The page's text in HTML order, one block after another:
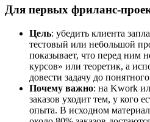
Для первых фриланс-
Цель: убедить клиента
тестовый или небольшой
показывает, что перед ним
курсов» или теоретик, а
довести задачу до понятного
Почему важно: на Kwork
заказов уходит тем, у кого
опыта. В исходном